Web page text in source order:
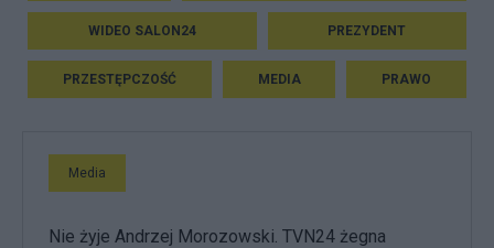
WIDEO SALON24 PREZYDENT
PRZESTĘPCZOŚĆ MEDIA PRAWO
Media
Nie żyje Andrzej Morozowski. TVN24 żegna